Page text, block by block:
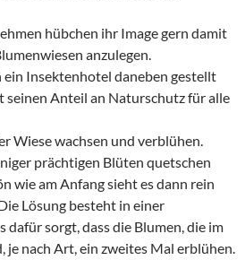
hübchen ihr Image gern damit
anzulegen.
Insektenhotel daneben gestellt
seinen Anteil an Naturschutz für alle
Wiese wachsen und verblühen.
prächtigen Blüten quetschen
wie am Anfang sieht es dann rein
Lösung besteht in einer
dafür sorgt, dass die Blumen, die im
je nach Art, ein zweites Mal erblühen.